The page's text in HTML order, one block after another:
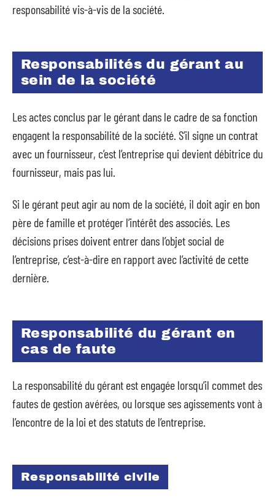
responsabilité vis-à-vis de la société.
Responsabilités du gérant au
sein de la société
Les actes conclus par le gérant dans le cadre de sa fonction
engagent la responsabilité de la société. S’il signe un contrat
avec un fournisseur, c’est l’entreprise qui devient débitrice du
fournisseur, mais pas lui.
Si le gérant peut agir au nom de la société, il doit agir en bon
père de famille et protéger l’intérêt des associés. Les
décisions prises doivent entrer dans l’objet social de
l’entreprise, c’est-à-dire en rapport avec l’activité de cette
dernière.
Responsabilité du gérant en
cas de faute
La responsabilité du gérant est engagée lorsqu’il commet des
fautes de gestion avérées, ou lorsque ses agissements vont à
l’encontre de la loi et des statuts de l’entreprise.
Responsabilité civile